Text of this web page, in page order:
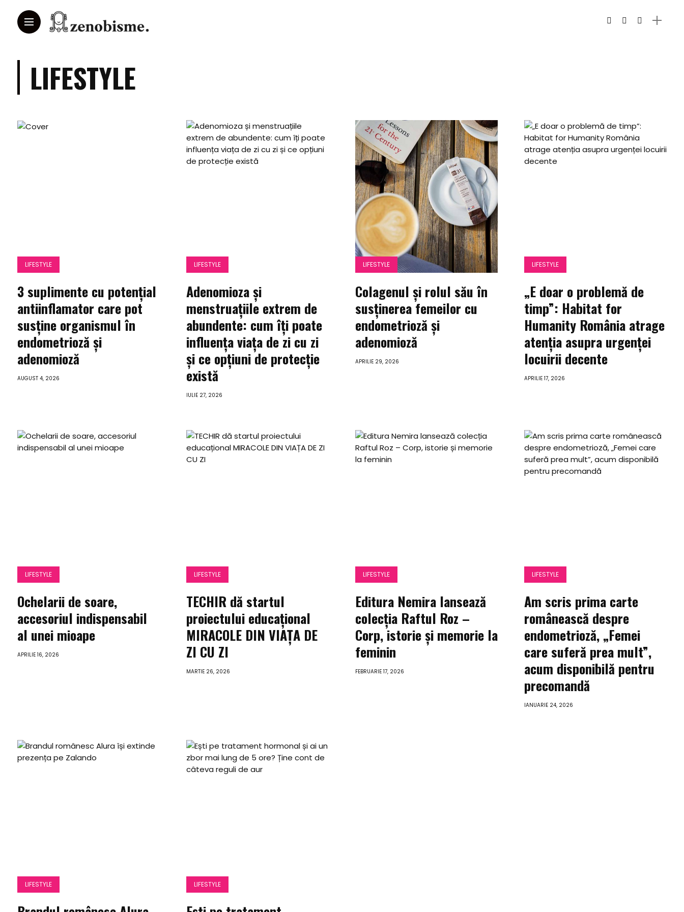
Topics
Search
LIFESTYLE
LIFESTYLE
3 suplimente cu potențial
antiinflamator care pot
susține organismul în
endometrioză și
adenomioză
AUGUST 4, 2026
LIFESTYLE
Adenomioza și
menstruațiile extrem de
abundente: cum îți poate
influența viața de zi cu zi
și ce opțiuni de protecție
există
IULIE 27, 2026
LIFESTYLE
Colagenul și rolul său în
susținerea femeilor cu
endometrioză și
adenomioză
APRILIE 29, 2026
LIFESTYLE
„E doar o problemă de
timp”: Habitat for
Humanity România atrage
atenția asupra urgenței
locuirii decente
APRILIE 17, 2026
LIFESTYLE
Ochelarii de soare,
accesoriul indispensabil
al unei mioape
APRILIE 16, 2026
LIFESTYLE
TECHIR dă startul
proiectului educațional
MIRACOLE DIN VIAȚA DE
ZI CU ZI
MARTIE 26, 2026
LIFESTYLE
Editura Nemira lansează
colecția Raftul Roz –
Corp, istorie și memorie la
feminin
FEBRUARIE 17, 2026
LIFESTYLE
Am scris prima carte
românească despre
endometrioză, „Femei
care suferă prea mult”,
acum disponibilă pentru
precomandă
IANUARIE 24, 2026
LIFESTYLE LIFESTYLE